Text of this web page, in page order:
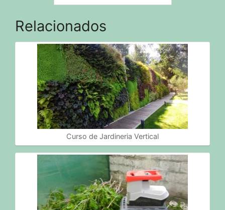
Relacionados
Curso de Jardineria Vertical